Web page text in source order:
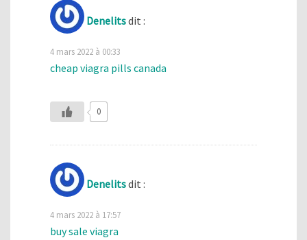
Denelitsdit :
4 mars 2022 à 00:33
cheap viagra pills canada
0
Denelitsdit :
4 mars 2022 à 17:57
buy sale viagra